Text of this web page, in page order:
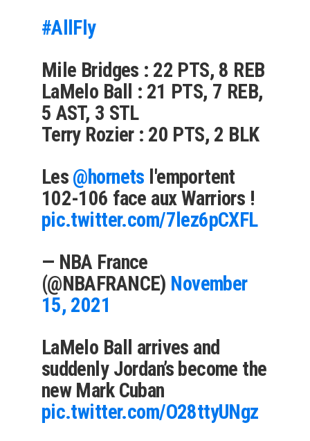
#AllFly
Mile Bridges : 22 PTS, 8 REB
LaMelo Ball : 21 PTS, 7 REB,
5 AST, 3 STL
Terry Rozier : 20 PTS, 2 BLK
Les @hornets l'emportent
102-106 face aux Warriors !
pic.twitter.com/7lez6pCXFL
— NBA France
(@NBAFRANCE) November
15, 2021
LaMelo Ball arrives and
suddenly Jordan’s become the
new Mark Cuban
pic.twitter.com/O28ttyUNgz